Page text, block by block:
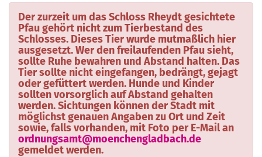
Der zurzeit um das Schloss Rheydt gesichtete
Pfau gehört nichtzum Tierbestand des
Schlosses. Dieses Tier wurde mutmaßlich hier
ausgesetzt. Wer den freilaufenden Pfau sieht,
sollte Ruhe bewahren und Abstand halten. Das
Tier sollte nicht eingefangen, bedrängt, gejagt
oder gefüttert werden. Hunde und Kinder
sollten vorsorglich auf Abstand gehalten
werden. Sichtungen können der Stadt mit
möglichst genauen Angaben zu Ort und Zeit
sowie, falls vorhanden, mit Foto per E-Mail an
ordnungsamt@moenchengladbach.de
gemeldet werden.